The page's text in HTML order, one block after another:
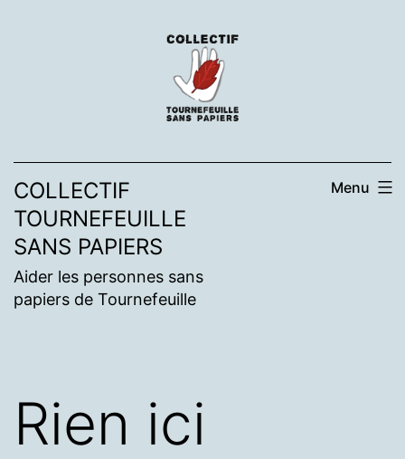
COLLECTIF
TOURNEFEUILLE
SANS PAPIERS
Aider les personnes sans
papiers de Tournefeuille
Menu
Rien ici